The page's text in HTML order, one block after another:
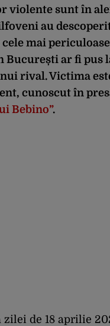
violente sunt în
au
mai
București ar fi pus
rival. Victima
cunoscut în
Bebino”.
de 18 aprilie